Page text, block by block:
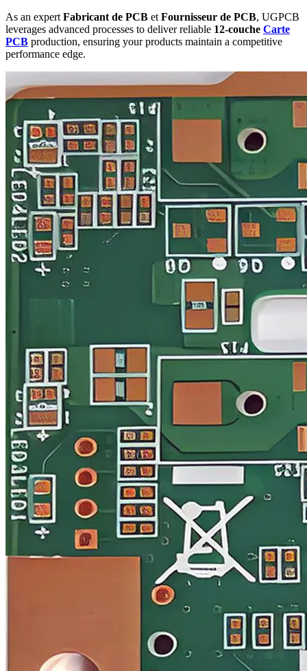
As an expert Fabricant de PCB et Fournisseur de PCB, UGPCB
leverages advanced processes to deliver reliable 12-couche Carte
PCB production, ensuring your products maintain a competitive
performance edge.